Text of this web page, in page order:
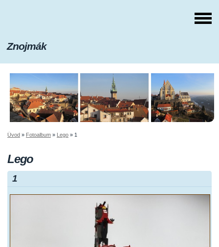
Znojmák
Úvod » Fotoalbum » Lego » 1
Lego
1